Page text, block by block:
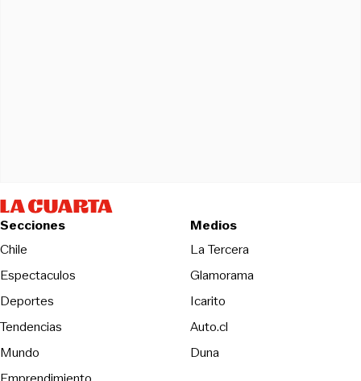
Secciones
Chile
Espectaculos
Deportes
Tendencias
Mundo
Medios
La TerceraOpens in new
Glamorama
Icarito
Auto.cl
DunaOpens in new window